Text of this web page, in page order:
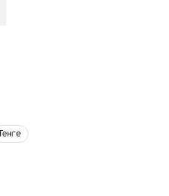
Тенге